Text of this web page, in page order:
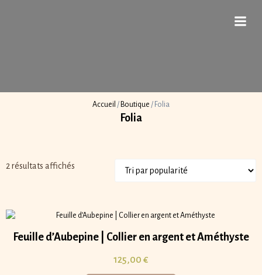
Accueil / Boutique / Folia
Folia
2 résultats affichés
Feuille d’Aubepine | Collier en argent et Améthyste
125,00 €